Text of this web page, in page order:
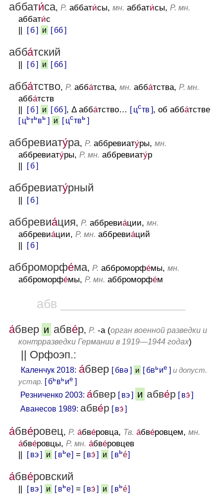
аббати́са, Р. аббати́сы, мн. аббати́сы, Р. мн.
аббати́с
[ б ] и [ бб ]
абба́тский
[ б ] и [ бб ]
абба́тство, Р. абба́тства, мн. абба́тства, Р. мн.
абба́тств
[ б ] и [ бб ], Δ абба́тство… [ цств ], об абба́тстве
[ цьтьвь ] и [ цствь ]
аббревиату́ра, Р. аббревиату́ры, мн.
аббревиату́ры, Р. мн. аббревиату́р
[ б ]
аббревиату́рный
[ б ]
аббревиа́ция, Р. аббревиа́ции, мн.
аббревиа́ции, Р. мн. аббревиа́ций
[ б ]
абброморфе́ма, Р. абброморфе́мы, мн.
абброморфе́мы, Р. мн. абброморфе́м
абв __________________
а́бвер и абве́р, Р. -а (орган военной разведки и
контрразведки Германии в 1919—1944 годах)
|| Орфоэп.:
Каленчук 2018: а́бвер [ бвǝ ] и [ бвьие ] и допуст.
устар. [ бьвьие ]
Резниченко 2003: а́бвер [ вэ ] и абве́р [ вэ́]
Аванесов 1989: абве́р [ вэ́]
а́бве́ровец, Р. а́бве́ровца, Тв. а́бве́ровцем, мн.
а́бве́ровцы, Р. мн. а́бве́ровцев
[ вэ ] и [ вье ] = [ вэ́] и [ вьé]
а́бве́ровский
[ вэ ] и [ вье ] = [ вэ́] и [ вьé]